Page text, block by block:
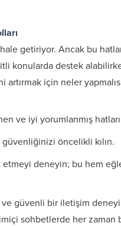
getiriyor. Ancak bu
konularda destek
için neler
ve iyi yorumlanmış
güvenliğinizi öncelikli kılın.
deneyin; bu hem
güvenli bir iletişim
sohbetlerde her zaman